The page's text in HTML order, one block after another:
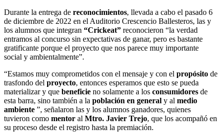
Durante la entrega de reconocimientos, llevada a cabo el pasado 6
de diciembre de 2022 en el Auditorio Crescencio Ballesteros, las y
los alumnos que integran “Crickeat” reconocieron “la verdad
entramos al concurso sin expectativas de ganar, pero es bastante
gratificante porque el proyecto que nos parece muy importante
social y ambientalmente”.
“Estamos muy comprometidos con el mensaje y con el propósito de
trasfondo del proyecto, entonces esperamos que esto se pueda
materializar y que beneficie no solamente a los consumidores de
esta barra, sino también a la población en general y al medio
ambiente ”, señalaron las y los alumnos ganadores, quienes
tuvieron como mentor al Mtro. Javier Trejo, que los acompañó en
su proceso desde el registro hasta la premiación.